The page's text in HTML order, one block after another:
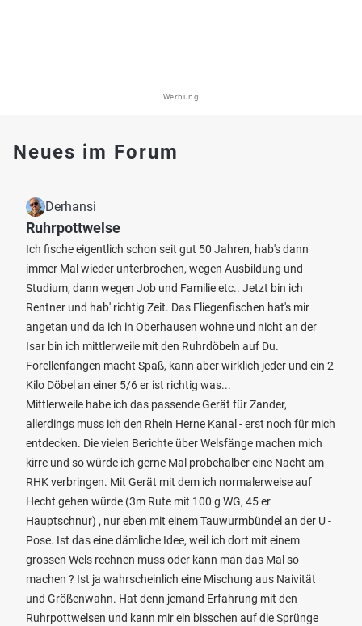
Werbung
Neues im Forum
Derhansi
Ruhrpottwelse
Ich fische eigentlich schon seit gut 50 Jahren, hab's dann
immer Mal wieder unterbrochen, wegen Ausbildung und
Studium, dann wegen Job und Familie etc.. Jetzt bin ich
Rentner und hab' richtig Zeit. Das Fliegenfischen hat's mir
angetan und da ich in Oberhausen wohne und nicht an der
Isar bin ich mittlerweile mit den Ruhrdöbeln auf Du.
Forellenfangen macht Spaß, kann aber wirklich jeder und ein 2
Kilo Döbel an einer 5/6 er ist richtig was...
Mittlerweile habe ich das passende Gerät für Zander,
allerdings muss ich den Rhein Herne Kanal - erst noch für mich
entdecken. Die vielen Berichte über Welsfänge machen mich
kirre und so würde ich gerne Mal probehalber eine Nacht am
RHK verbringen. Mit Gerät mit dem ich normalerweise auf
Hecht gehen würde (3m Rute mit 100 g WG, 45 er
Hauptschnur) , nur eben mit einem Tauwurmbündel an der U -
Pose. Ist das eine dämliche Idee, weil ich dort mit einem
grossen Wels rechnen muss oder kann man das Mal so
machen ? Ist ja wahrscheinlich eine Mischung aus Naivität
und Größenwahn. Hat denn jemand Erfahrung mit den
Ruhrpottwelsen und kann mir ein bisschen auf die Sprünge